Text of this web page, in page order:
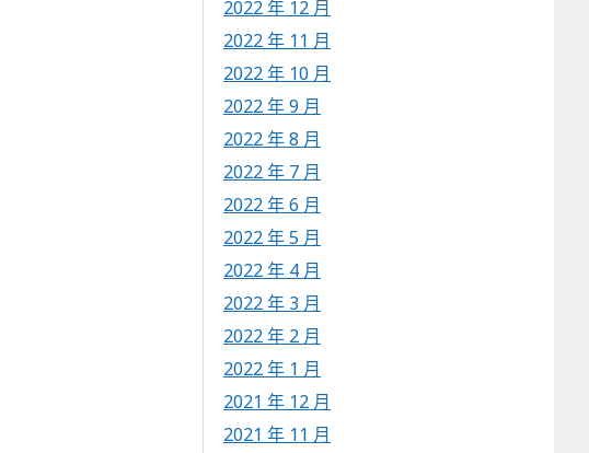
2022 年 12 月
2022 年 11 月
2022 年 10 月
2022 年 9 月
2022 年 8 月
2022 年 7 月
2022 年 6 月
2022 年 5 月
2022 年 4 月
2022 年 3 月
2022 年 2 月
2022 年 1 月
2021 年 12 月
2021 年 11 月